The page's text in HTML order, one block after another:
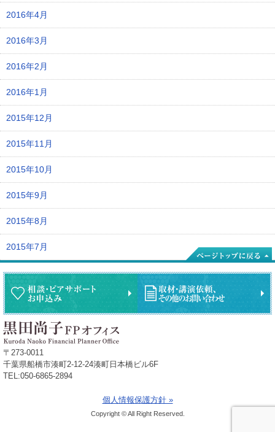
2016年4月
2016年3月
2016年2月
2016年1月
2015年12月
2015年11月
2015年10月
2015年9月
2015年8月
2015年7月
〒273-0011
千葉県船橋市湊町2-12-24湊町日本橋ビル6F
TEL:050-6865-2894
個人情報保護方針 »
Copyright © All Right Reserved.